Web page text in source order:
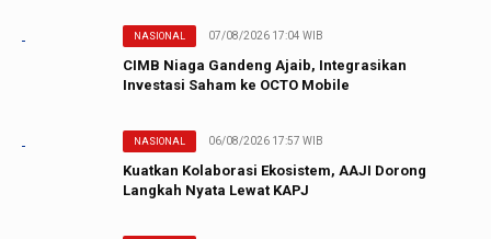
NASIONAL 07/08/2026 17:04 WIB
CIMB Niaga Gandeng Ajaib, Integrasikan
Investasi Saham ke OCTO Mobile
NASIONAL 06/08/2026 17:57 WIB
Kuatkan Kolaborasi Ekosistem, AAJI Dorong
Langkah Nyata Lewat KAPJ